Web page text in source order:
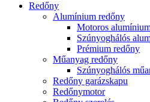
Redőny
Alumínium redőny
Motoros
Szúnyoghálós
Prémium redőny
Műanyag redőny
Szúnyoghálós
Redőny garázskapu
Redőnymotor